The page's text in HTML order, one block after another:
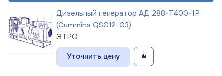
Дизельный генератор АД 288-Т400-1Р
(Cummins QSG12-G3)
ЭТРО
Уточнить цену